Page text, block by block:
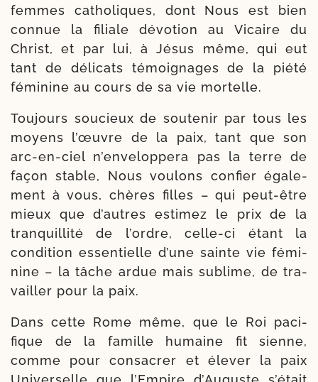
fem­mes catho­liques, dont Nous est bien
connue la filiale dévo­tion au Vicaire du
Christ, et par lui, à Jésus même, qui eut
tant de déli­cats témoi­gnages de la pié­té
fémi­nine au cours de sa vie mortelle.
Toujours sou­cieux de sou­te­nir par tous les
moyens l’œuvre de la paix, tant que son
arc-​en-​ciel n’en­ve­lop­pe­ra pas la terre de
façon stable, Nous vou­lons confier éga­le­
ment à vous, chères filles – qui peut-​être
mieux que d’autres esti­mez le prix de la
tran­quilli­té de l’ordre, celle-​ci étant la
condi­tion essen­tielle d’une sainte vie fémi­
nine – la tâche ardue mais sublime, de tra­
vailler pour la paix.
Dans cette Rome même, que le Roi paci­
fique de la famille humaine fit sienne,
comme pour consa­crer et éle­ver la paix